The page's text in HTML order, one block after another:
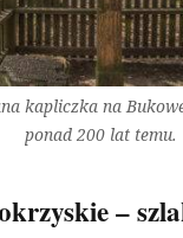
kapliczka na
ponad 200 lat temu.
–